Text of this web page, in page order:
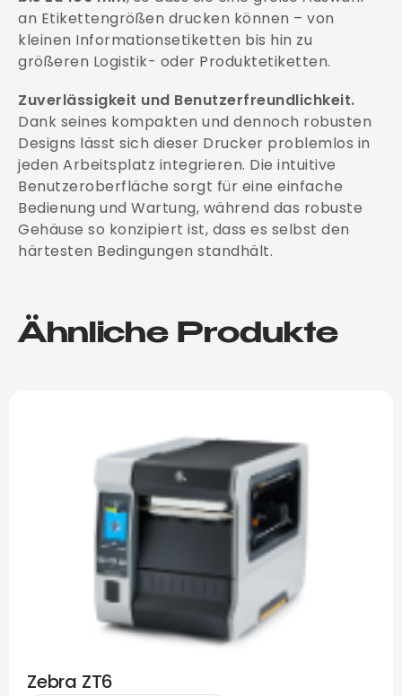
an Etikettengrößen drucken können – von
kleinen Informationsetiketten bis hin zu
größeren Logistik- oder Produktetiketten.
Zuverlässigkeit und Benutzerfreundlichkeit.
Dank seines kompakten und dennoch robusten
Designs lässt sich dieser Drucker problemlos in
jeden Arbeitsplatz integrieren. Die intuitive
Benutzeroberfläche sorgt für eine einfache
Bedienung und Wartung, während das robuste
Gehäuse so konzipiert ist, dass es selbst den
härtesten Bedingungen standhält.
Ähnliche Produkte
Zebra ZT6